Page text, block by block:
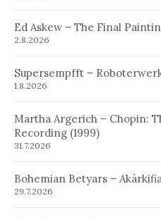
Ed Askew – The Final
2.8.2026
Supersempfft –
1.8.2026
Martha Argerich – Chopin:
Recording (1999)
31.7.2026
Bohemian Betyars –
29.7.2026